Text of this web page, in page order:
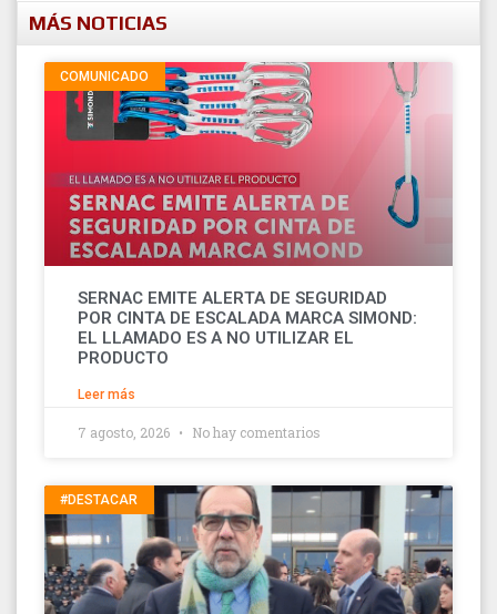
MÁS NOTICIAS
COMUNICADO
SERNAC EMITE ALERTA DE SEGURIDAD
POR CINTA DE ESCALADA MARCA SIMOND:
EL LLAMADO ES A NO UTILIZAR EL
PRODUCTO
Leer más
7 agosto, 2026 No hay comentarios
#DESTACAR